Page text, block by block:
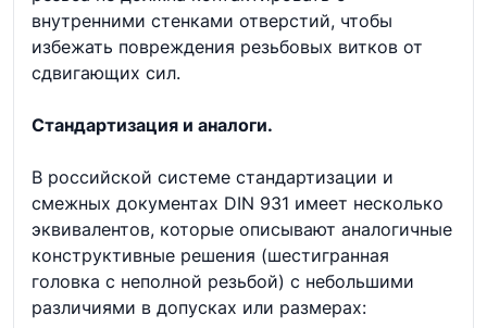
внутренними стенками отверстий, чтобы
избежать повреждения резьбовых витков от
сдвигающих сил.
Стандартизация и аналоги.
В российской системе стандартизации и
смежных документах DIN 931 имеет несколько
эквивалентов, которые описывают аналогичные
конструктивные решения (шестигранная
головка с неполной резьбой) с небольшими
различиями в допусках или размерах: